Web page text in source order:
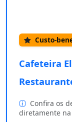
Custo-
Cafeteira
Confira os
diretamente na